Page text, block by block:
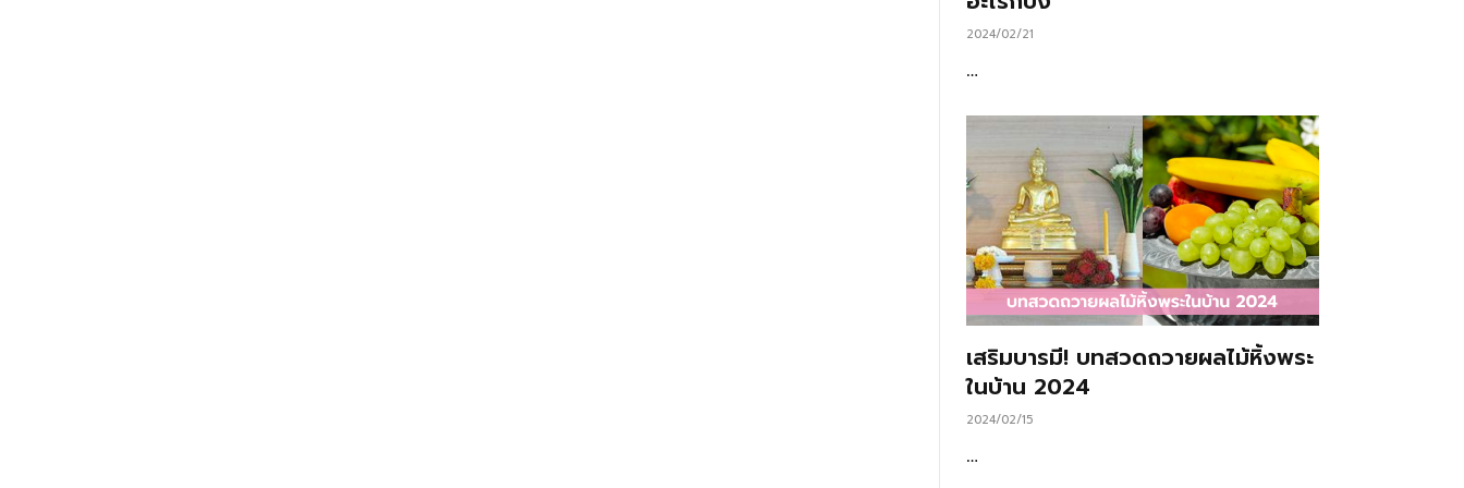
2024/02/21
…
เสริมบารมี! บทสวดถวายผลไม้หิ้งพระ
ในบ้าน 2024
2024/02/15
…